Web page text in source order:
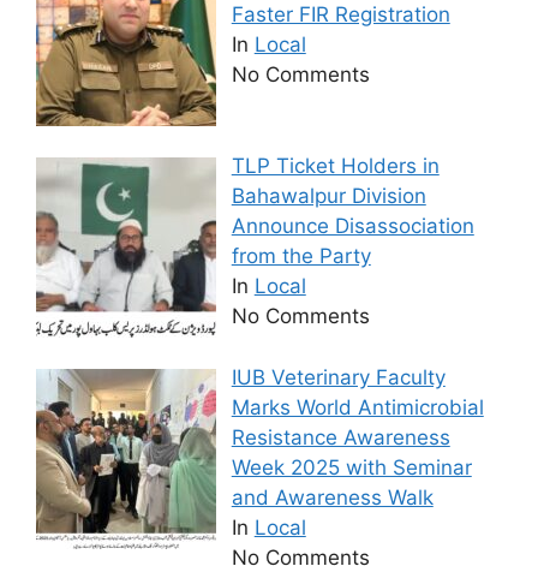
Faster FIR Registration
In Local
No Comments
TLP Ticket Holders in
Bahawalpur Division
Announce Disassociation
from the Party
In Local
No Comments
IUB Veterinary Faculty
Marks World Antimicrobial
Resistance Awareness
Week 2025 with Seminar
and Awareness Walk
In Local
No Comments